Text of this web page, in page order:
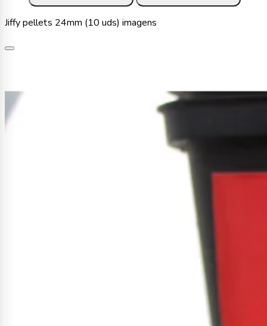
Jiffy pellets 24mm (10 uds) imagens